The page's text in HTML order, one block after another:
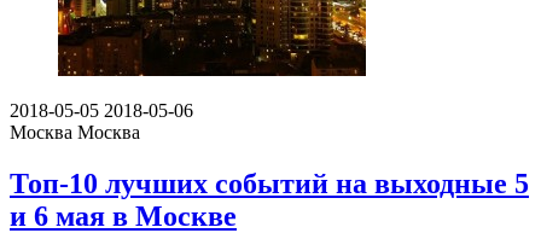
2018-05-05 2018-05-06
Москва Москва
Топ-10 лучших событий на выходные 5
и 6 мая в Москве